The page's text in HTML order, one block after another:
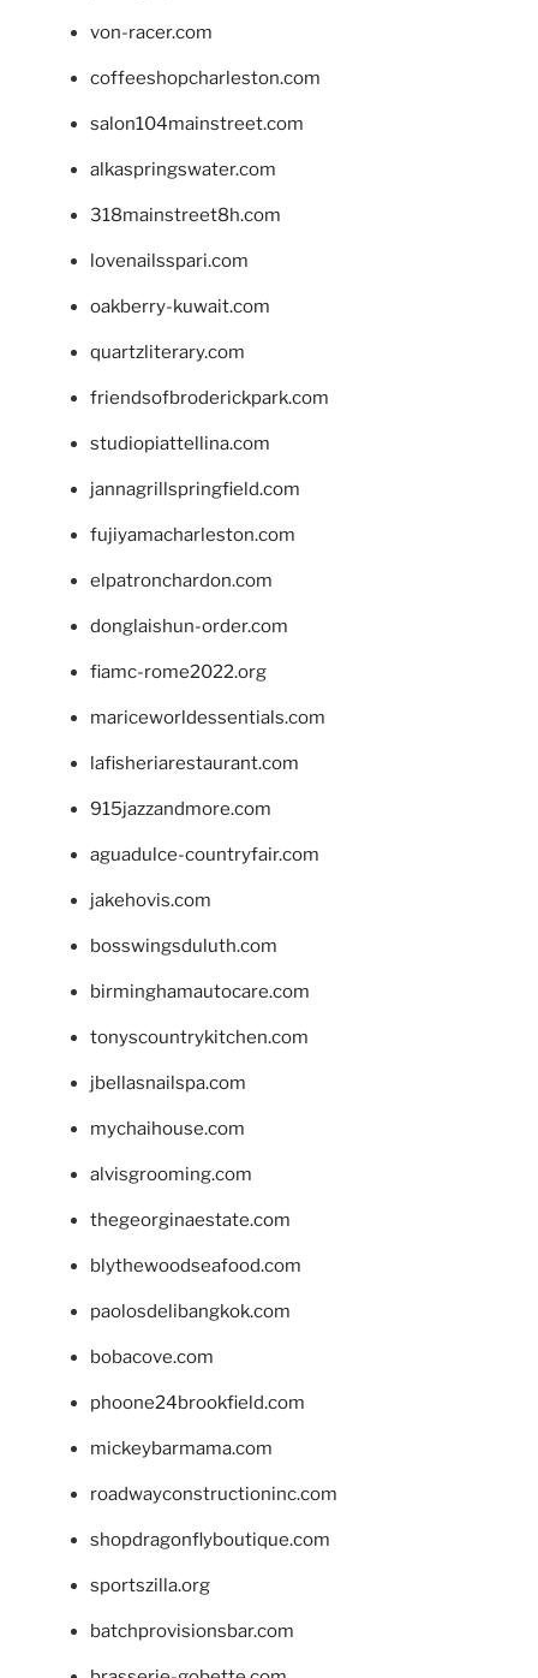
von-racer.com
coffeeshopcharleston.com
salon104mainstreet.com
alkaspringswater.com
318mainstreet8h.com
lovenailsspari.com
oakberry-kuwait.com
quartzliterary.com
friendsofbroderickpark.com
studiopiattellina.com
jannagrillspringfield.com
fujiyamacharleston.com
elpatronchardon.com
donglaishun-order.com
fiamc-rome2022.org
mariceworldessentials.com
lafisheriarestaurant.com
915jazzandmore.com
aguadulce-countryfair.com
jakehovis.com
bosswingsduluth.com
birminghamautocare.com
tonyscountrykitchen.com
jbellasnailspa.com
mychaihouse.com
alvisgrooming.com
thegeorginaestate.com
blythewoodseafood.com
paolosdelibangkok.com
bobacove.com
phoone24brookfield.com
mickeybarmama.com
roadwayconstructioninc.com
shopdragonflyboutique.com
sportszilla.org
batchprovisionsbar.com